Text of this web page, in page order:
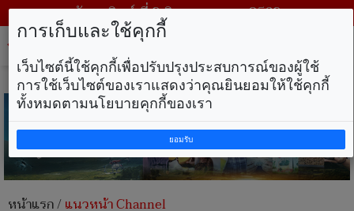
วันอาทิตย์ ที่ 9 สิงหาคม พ.ศ. 2569
หน้าแรก/แนวหน้า Channel
การเก็บและใช้คุกกี้
เว็บไซต์นี้ใช้คุกกี้เพื่อปรับปรุงประสบการณ์ของผู้ใช้
การใช้เว็บไซต์ของเราแสดงว่าคุณยินยอมให้ใช้คุกกี้
ทั้งหมดตามนโยบายคุกกี้ของเรา
ยอมรับ